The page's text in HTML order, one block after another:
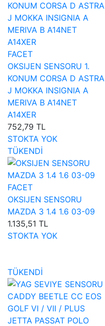
FACET
OKSIJEN SENSORU 1.
KONUM CORSA D ASTRA
J MOKKA INSIGNIA A
MERIVA B A14NET
A14XER
752,79 TL
STOKTA YOK
TÜKENDİ
FACET
OKSIJEN SENSORU
MAZDA 3 1.4 1.6 03-09
1.135,51 TL
STOKTA YOK
TÜKENDİ